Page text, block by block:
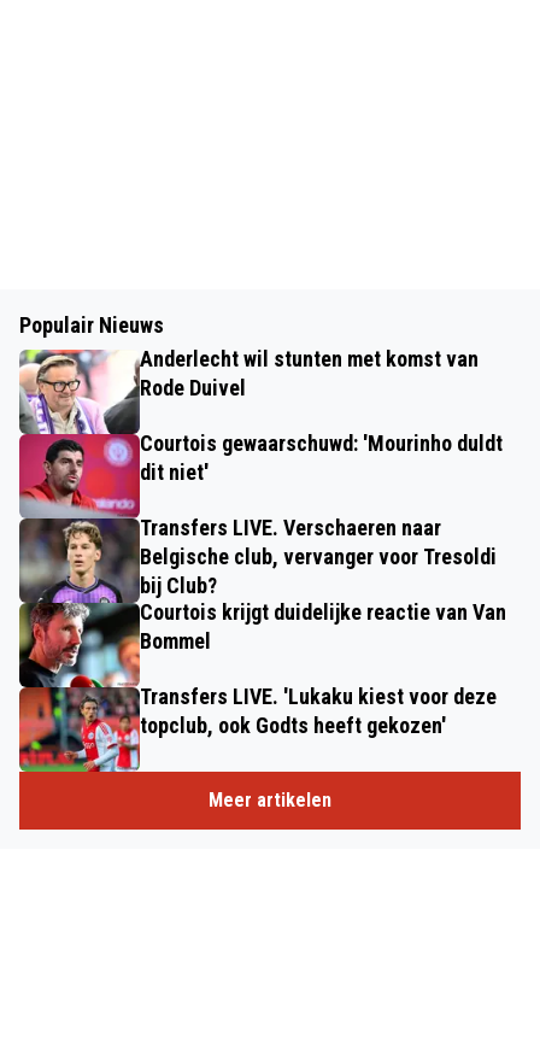
Populair Nieuws
Anderlecht wil stunten met komst van
Rode Duivel
Courtois gewaarschuwd: 'Mourinho duldt
dit niet'
Transfers LIVE. Verschaeren naar
Belgische club, vervanger voor Tresoldi
bij Club?
Courtois krijgt duidelijke reactie van Van
Bommel
Transfers LIVE. 'Lukaku kiest voor deze
topclub, ook Godts heeft gekozen'
Meer artikelen